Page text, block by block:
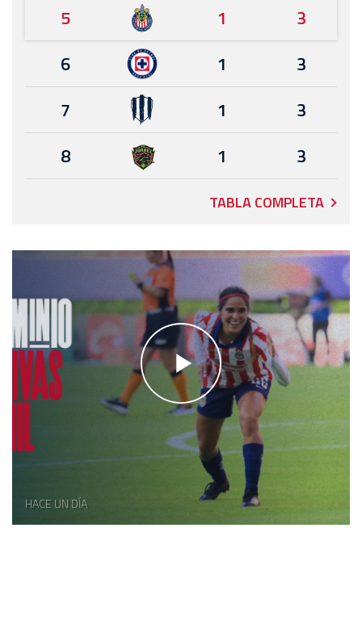
5
1
3
6
1
3
7
1
3
8
1 3
TABLA COMPLETA
HACE UN DÍA